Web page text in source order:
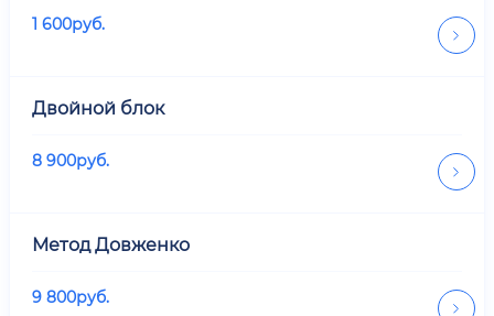
1 600руб.
Двойной блок
8 900руб.
Метод Довженко
9 800руб.